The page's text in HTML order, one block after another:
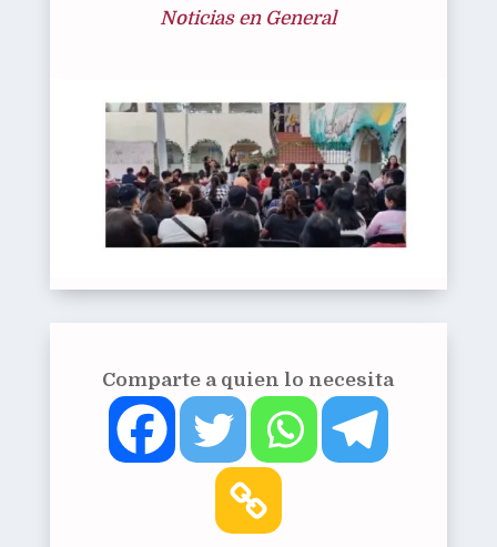
Noticias en General
Comparte a quien lo necesita